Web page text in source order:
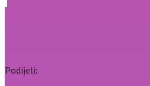
Podijeli: